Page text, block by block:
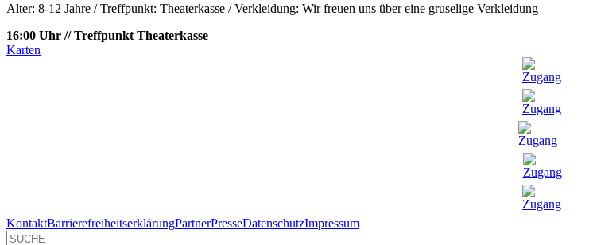
Alter: 8-12 Jahre / Treffpunkt: Theaterkasse / Verkleidung: Wir freuen uns über eine gruselige Verkleidung
16:00 Uhr // Treffpunkt Theaterkasse
Karten
KontaktBarrierefreiheitserklärungPartnerPresseDatenschutzImpressum